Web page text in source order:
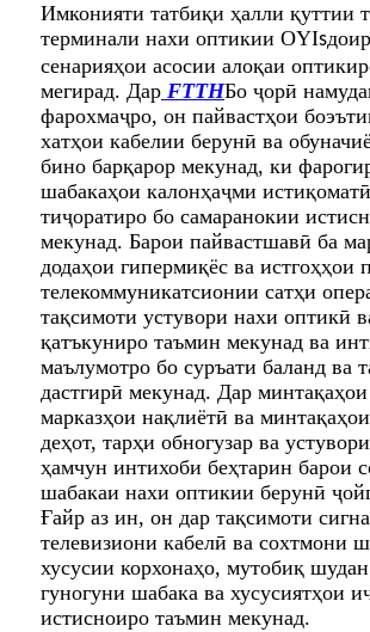
Имконияти татбиқи ҳалли қуттии
терминали нахи оптикии OYIs
сенарияҳои асосии алоқаи
мегирад. Дар FTTHБо ҷорӣ
фарохмаҷро, он пайвастҳои
хатҳои кабелии берунӣ ва
бино барқарор мекунад, ки
шабакаҳои калонҳаҷми
тиҷоратиро бо самаранокии
мекунад. Барои пайвастшавӣ ба
додаҳои гипермиқёс ва истгоҳҳои
телекоммуникатсионии сатҳи
тақсимоти устувори нахи оптикӣ
қатъкуниро таъмин мекунад ва
маълумотро бо суръати баланд ва
дастгирӣ мекунад. Дар
марказҳои нақлиётӣ ва
деҳот, тарҳи обногузар ва
ҳамчун интихоби беҳтарин барои
шабакаи нахи оптикии берунӣ
Ғайр аз ин, он дар тақсимоти
телевизиони кабелӣ ва сохтмони
хусусии корхонаҳо, мутобиқ
гуногуни шабака ва хусусиятҳои
истисноиро таъмин мекунад.